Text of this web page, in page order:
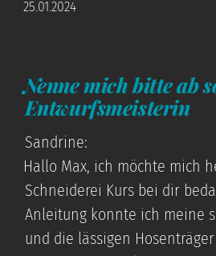
25.01.2024
Nenne mich bitte ab
Entwurfsmeisterin
Sandrine:
Hallo Max, ich möchte mich
Schneiderei Kurs bei dir
Anleitung konnte ich meine
und die lässigen